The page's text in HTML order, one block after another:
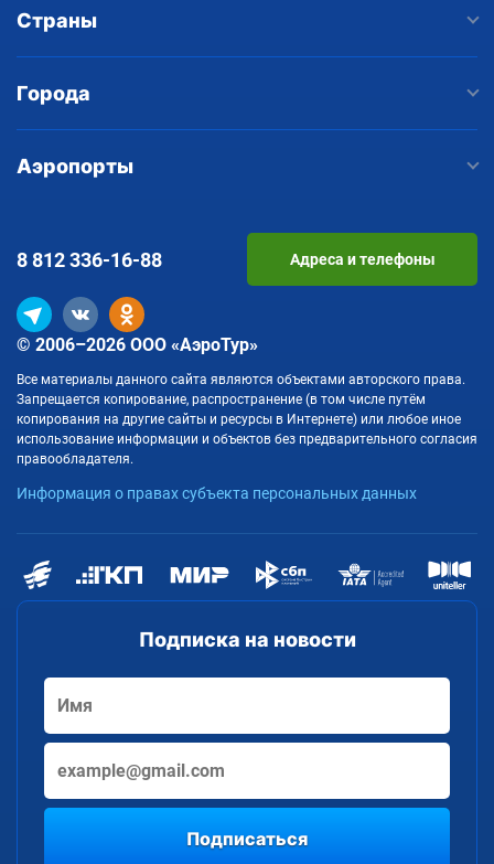
Страны
Города
Аэропорты
Подписка на новости
Подписаться
© 2006–2026 ООО «АэроТур»
Все материалы данного сайта являются объектами авторского права.
Запрещается копирование, распространение (в том числе путём
копирования на другие сайты и ресурсы в Интернете) или любое иное
использование информации и объектов без предварительного согласия
правообладателя.
Информация о правах субъекта персональных данных
8 812336-16-88 Адреса и телефоны